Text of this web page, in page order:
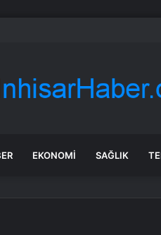
İran’a silah satmayacaklarını söyledi
EKONOMI SAĞLIK